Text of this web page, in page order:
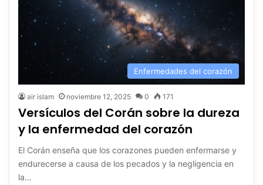
Enfermedades del corazón
air islam noviembre 12, 2025 0 171
Versículos del Corán sobre la dureza
y la enfermedad del corazón
El Corán enseña que los corazones pueden enfermarse y
endurecerse a causa de los pecados y la negligencia en
la…